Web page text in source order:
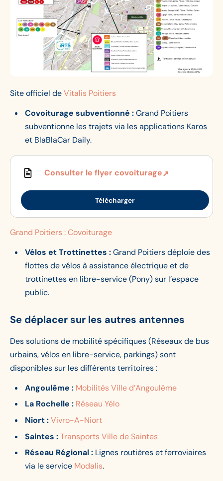
Site officiel deVitalis Poitiers
Covoiturage subventionné :Grand Poitiers
subventionne les trajets via les applications Karos
et BlaBlaCar Daily.
Consulter le flyer covoiturage
Télécharger
Grand Poitiers : Covoiturage
Vélos et Trottinettes :Grand Poitiers déploie des
flottes de vélos à assistance électrique et de
trottinettes en libre-service (Pony) sur l’espace
public.
Se déplacer sur les autres antennes
Des solutions de mobilité spécifiques (Réseaux de bus
urbains, vélos en libre-service, parkings) sont
disponibles sur les différents territoires :
Angoulême : Mobilités Ville d’Angoulême
La Rochelle : Réseau Yélo
Niort : Vivro-A-Niort
Saintes : Transports Ville de Saintes
Réseau Régional : Lignes routières et ferroviaires
via le service Modalis.